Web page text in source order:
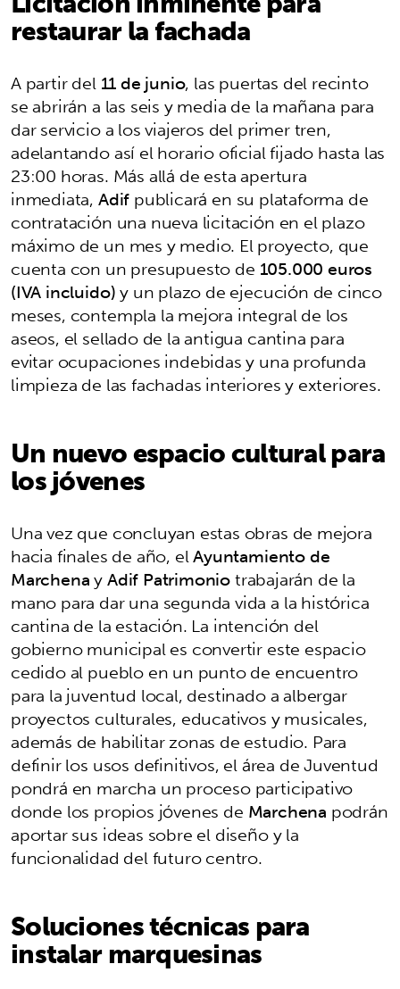
restaurar la fachada
A partir del11 de junio, las puertas del recinto
se abrirán a las seis y media de la mañana para
dar servicio a los viajeros del primer tren,
adelantando así el horario oficial fijado hasta las
23:00 horas. Más allá de esta apertura
inmediata,Adifpublicará en su plataforma de
contratación una nueva licitación en el plazo
máximo de un mes y medio. El proyecto, que
cuenta con un presupuesto de 105.000 euros
(IVA incluido)y un plazo de ejecución de cinco
meses, contempla la mejora integral de los
aseos, el sellado de la antigua cantina para
evitar ocupaciones indebidas y una profunda
limpieza de las fachadas interiores y exteriores.
Un nuevo espacio cultural para
los jóvenes
Una vez que concluyan estas obras de mejora
hacia finales de año, elAyuntamiento de
MarchenayAdif Patrimoniotrabajarán de la
mano para dar una segunda vida a la histórica
cantina de la estación. La intención del
gobierno municipal es convertir este espacio
cedido al pueblo en un punto de encuentro
para la juventud local, destinado a albergar
proyectos culturales, educativos y musicales,
además de habilitar zonas de estudio. Para
definir los usos definitivos, el área de Juventud
pondrá en marcha un proceso participativo
donde los propios jóvenes de Marchena podrán
aportar sus ideas sobre el diseño y la
funcionalidad del futuro centro.
Soluciones técnicas para
instalar marquesinas